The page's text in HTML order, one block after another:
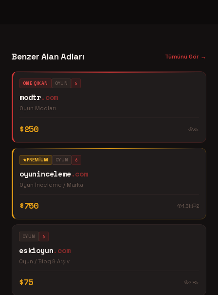
Benzer Alan Adları Tümünü Gör →
ÖNE ÇIKAN OYUN
modtr.com
Oyun Modları
$250 3k
PREMIUM OYUN
oyuninceleme.com
Oyun İnceleme / Marka
$750 1.3k 2
OYUN
eskioyun.com
Oyun / Blog & Arşiv
$75 2.8k